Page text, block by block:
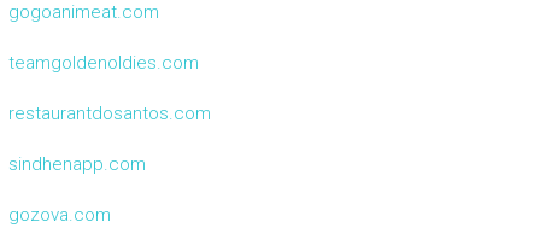
gogoanimeat.com
teamgoldenoldies.com
restaurantdosantos.com
sindhenapp.com
gozova.com